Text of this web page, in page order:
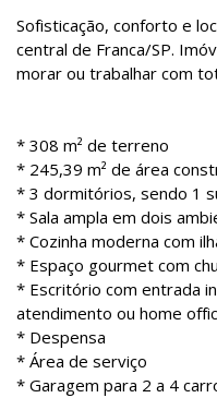
Sofisticação, conforto e
central de Franca/SP.
morar ou trabalhar com
* 308 m² de terreno
* 245,39 m² de área
* 3 dormitórios, sendo 1
* Sala ampla em dois
* Cozinha moderna com
* Espaço gourmet com
* Escritório com entrada
atendimento ou home
* Despensa
* Área de serviço
* Garagem para 2 a 4